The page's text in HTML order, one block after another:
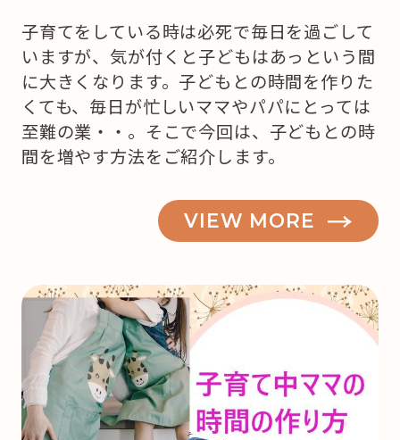
子育てをしている時は必死で毎日を過ごして
いますが、気が付くと子どもはあっという間
に大きくなります。子どもとの時間を作りた
くても、毎日が忙しいママやパパにとっては
至難の業・・。そこで今回は、子どもとの時
間を増やす方法をご紹介します。
VIEW MORE